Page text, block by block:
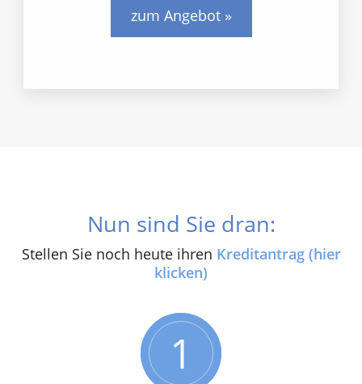
zum Angebot »
Nun sind Sie dran:
Stellen Sie noch heute ihren Kreditantrag (hier
klicken)
1